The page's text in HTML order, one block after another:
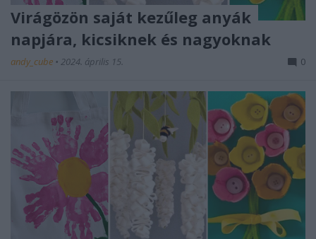
Virágözön saját kezűleg anyák
napjára, kicsiknek és nagyoknak
andy_cube • 2024. április 15. 0